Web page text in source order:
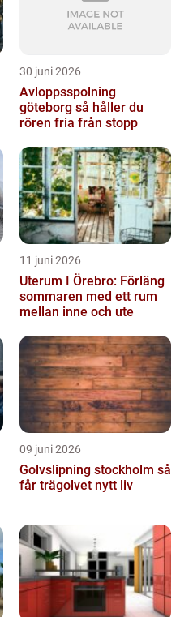
30 juni 2026
Avloppsspolning
göteborg så håller du
rören fria från stopp
11 juni 2026
Uterum I Örebro: Förläng
sommaren med ett rum
mellan inne och ute
09 juni 2026
Golvslipning stockholm så
får trägolvet nytt liv